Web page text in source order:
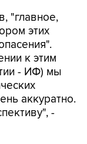
"главное,
этих
к этим
- ИФ) мы
аккуратно.
-